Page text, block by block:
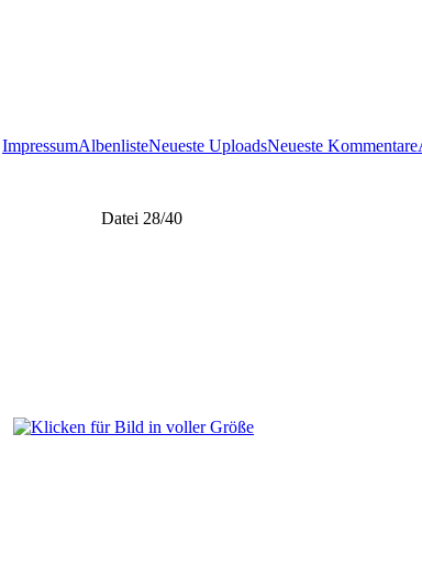
ImpressumAlbenlisteNeueste UploadsNeueste Kommentare
Datei 28/40